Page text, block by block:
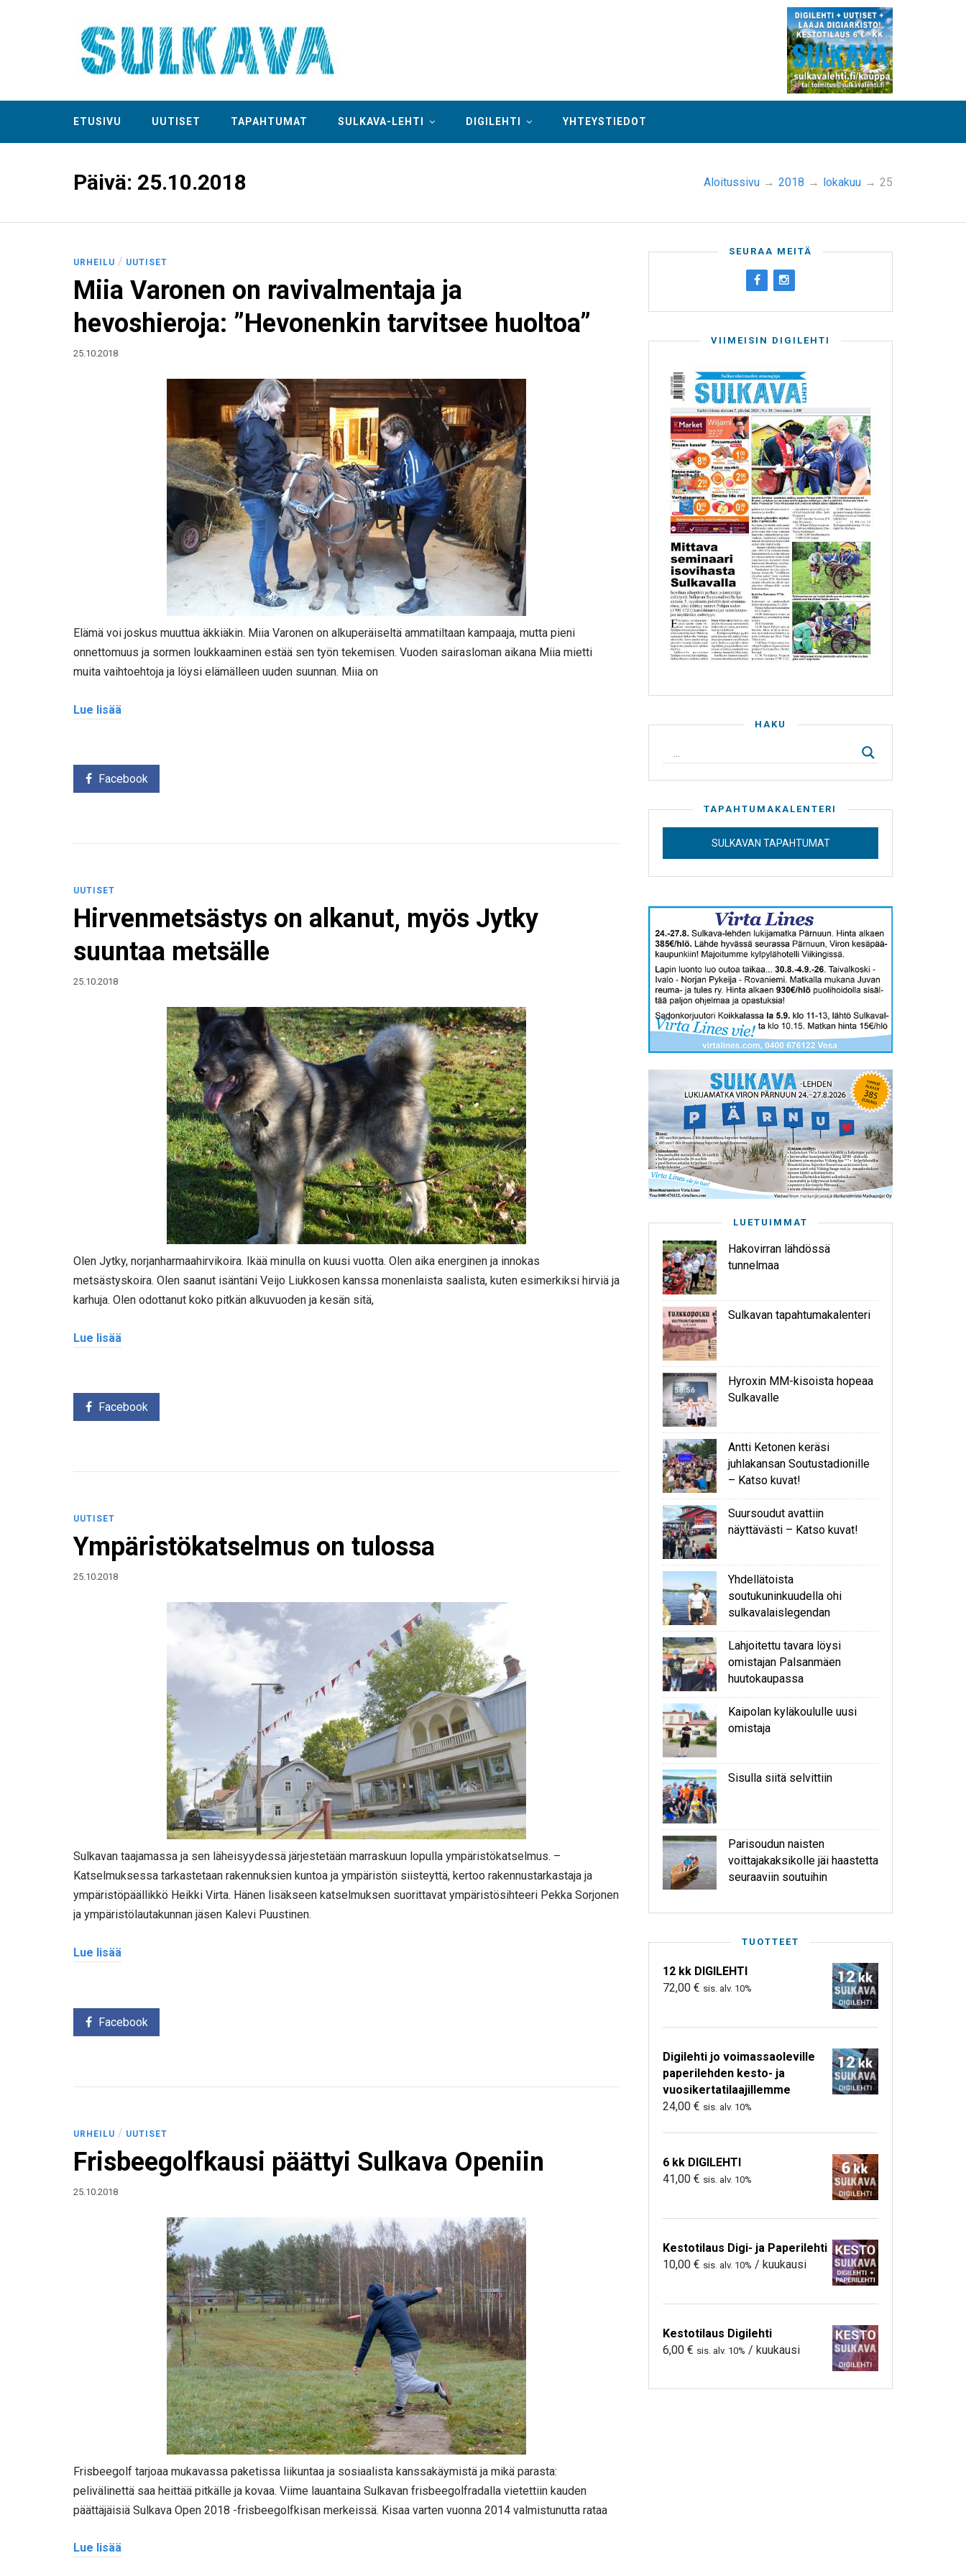
ETUSIVU UUTISET TAPAHTUMAT SULKAVA-LEHTI DIGILEHTI YHTEYSTIEDOT
Päivä: 25.10.2018 Aloitussivu → 2018 → lokakuu → 25
URHEILU / UUTISET
Miia Varonen on ravivalmentaja ja
hevoshieroja: ”Hevonenkin tarvitsee huoltoa”
25.10.2018
Elämä voi joskus muuttua äkkiäkin. Miia Varonen on alkuperäiseltä ammatiltaan kampaaja, mutta pieni
onnettomuus ja sormen loukkaaminen estää sen työn tekemisen. Vuoden sairasloman aikana Miia mietti
muita vaihtoehtoja ja löysi elämälleen uuden suunnan. Miia on
Lue lisää
Facebook
UUTISET
Hirvenmetsästys on alkanut, myös Jytky
suuntaa metsälle
25.10.2018
Olen Jytky, norjanharmaahirvikoira. Ikää minulla on kuusi vuotta. Olen aika energinen ja innokas
metsästyskoira. Olen saanut isäntäni Veijo Liukkosen kanssa monenlaista saalista, kuten esimerkiksi hirviä ja
karhuja. Olen odottanut koko pitkän alkuvuoden ja kesän sitä,
Lue lisää
Facebook
UUTISET
Ympäristökatselmus on tulossa
25.10.2018
Sulkavan taajamassa ja sen läheisyydessä järjestetään marraskuun lopulla ympäristökatselmus. –
Katselmuksessa tarkastetaan rakennuksien kuntoa ja ympäristön siisteyttä, kertoo rakennustarkastaja ja
ympäristöpäällikkö Heikki Virta. Hänen lisäkseen katselmuksen suorittavat ympäristösihteeri Pekka Sorjonen
ja ympäristölautakunnan jäsen Kalevi Puustinen.
Lue lisää
Facebook
URHEILU / UUTISET
Frisbeegolfkausi päättyi Sulkava Openiin
25.10.2018
Frisbeegolf tarjoaa mukavassa paketissa liikuntaa ja sosiaalista kanssakäymistä ja mikä parasta:
pelivälinettä saa heittää pitkälle ja kovaa. Viime lauantaina Sulkavan frisbeegolfradalla vietettiin kauden
päättäjäisiä Sulkava Open 2018 -frisbeegolfkisan merkeissä. Kisaa varten vuonna 2014 valmistunutta rataa
Lue lisää
SEURAA MEITÄ
VIIMEISIN DIGILEHTI
HAKU
TAPAHTUMAKALENTERI
SULKAVAN TAPAHTUMAT
LUETUIMMAT
Hakovirran lähdössä
tunnelmaa
Sulkavan tapahtumakalenteri
Hyroxin MM-kisoista hopeaa
Sulkavalle
Antti Ketonen keräsi
juhlakansan Soutustadionille
– Katso kuvat!
Suursoudut avattiin
näyttävästi – Katso kuvat!
Yhdellätoista
soutukuninkuudella ohi
sulkavalaislegendan
Lahjoitettu tavara löysi
omistajan Palsanmäen
huutokaupassa
Kaipolan kyläkoululle uusi
omistaja
Sisulla siitä selvittiin
Parisoudun naisten
voittajakaksikolle jäi haastetta
seuraaviin soutuihin
TUOTTEET
12 kk DIGILEHTI
72,00 € sis. alv. 10%
Digilehti jo voimassaoleville
paperilehden kesto- ja
vuosikertatilaajillemme
24,00 € sis. alv. 10%
6 kk DIGILEHTI
41,00 € sis. alv. 10%
Kestotilaus Digi- ja Paperilehti
10,00 € sis. alv. 10% / kuukausi
Kestotilaus Digilehti
6,00 € sis. alv. 10% / kuukausi